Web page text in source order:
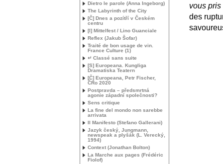
vous
des
Dietro le parole (Anna Ingeborg)
The Labyrinth of the City
[Č] Dnes a pozítří v Českém
centru
[I] Mittelfest / Lino Guanciale
Reflex (Jakub Šofar)
Traité de bon usage de vin.
France Culture (1)
↵ Classé sans suite
[S] Europeana. Kungliga
Dramatiska Teatern
[Č] Europeana, Petr Fischer,
ČRo 2020
Postpravda – předsmrtná
agonie západní společnosti?
Sens critique
La fine del mondo non sarebbe
arrivata
Il Manifesto (Stefano Gallerani)
Jazyk český, Jungmann,
newspeak a plyšák (L. Verecký,
1994)
Context (Jonathan Bolton)
La Marche aux pages (Frédéric
Fiolof)